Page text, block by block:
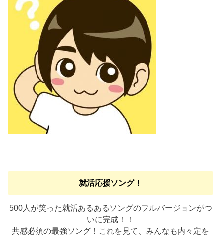
就活応援ソング！
500人が笑った就活あるあるソングのフルバージョンがつ
いに完成！！
共感必須の最強ソング！これを見て、みんなも内々定を